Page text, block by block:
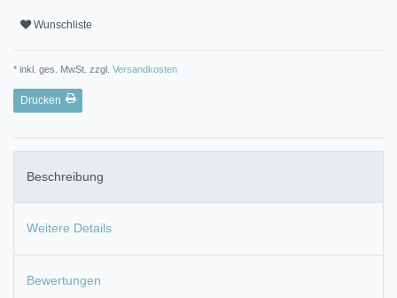
Wunschliste
* inkl. ges. MwSt. zzgl. Versandkosten
Drucken
Beschreibung
Weitere Details
Bewertungen